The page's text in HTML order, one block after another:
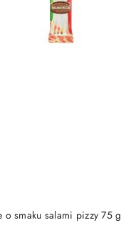
o smaku salami pizzy 75 g